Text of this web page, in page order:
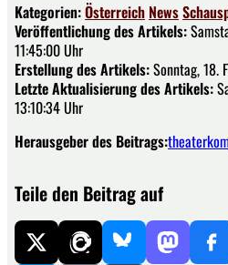
Kategorien:Österreich News
Veröffentlichung des Artikels:
11:45:00 Uhr
Erstellung des Artikels:Sonntag, 18.
Letzte Aktualisierung des Artikels:
13:10:34 Uhr
Herausgeber des Beitrags:
Teile den Beitrag auf